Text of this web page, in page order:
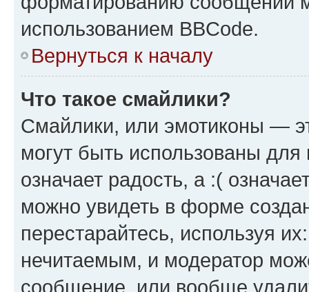
использованием BBCode.
Вернуться к началу
Что такое смайлики?
Смайлики, или эмотиконы —
могут быть использованы
означает радость, а :(
можно увидеть в форме
перестарайтесь, используя
нечитаемым, и модератор
сообщение, или вообще